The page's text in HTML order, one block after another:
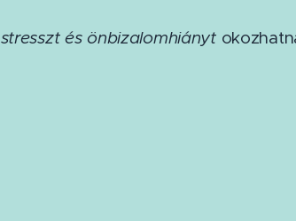
stresszt és önbizalomhiányt